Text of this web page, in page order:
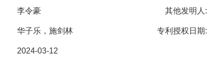
李令豪 其他发明人:
华子乐，施剑林 专利授权日期:
2024-03-12